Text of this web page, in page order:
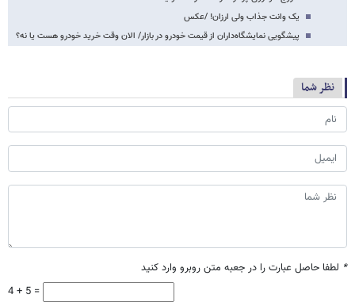
یک وانت جذاب ولی ارزان! /عکس
پیشگویی نمایشگاه‌داران از قیمت خودرو در بازار/ الان وقت خرید خودرو هست یا نه؟
نظر شما
* لطفا حاصل عبارت را در جعبه متن روبرو وارد کنید
4 + 5 =